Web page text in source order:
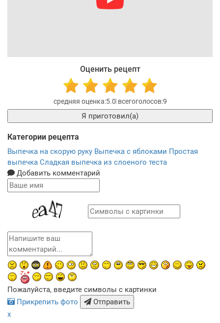
Оценить рецепт
5.0 9
Я приготовил(а)
Категории рецепта
Выпечка на скорую руку Выпечка с яблоками Простая
выпечка Сладкая выпечка из слоеного теста
Добавить комментарий
Пожалуйста, введите символы с картинки
Прикрепить фото
Отправить
x